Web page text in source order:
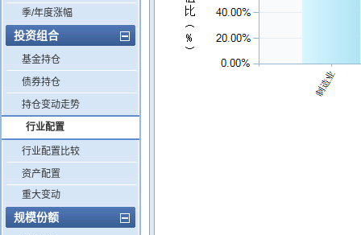
季/年度涨幅
投资组合
基金持仓
债券持仓
持仓变动走势
行业配置
行业配置比较
资产配置
重大变动
规模份额